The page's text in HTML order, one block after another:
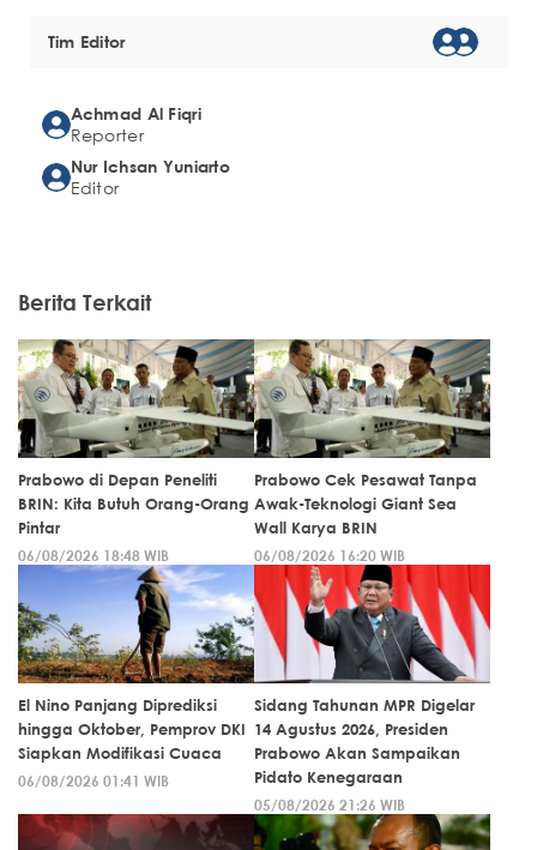
Tim Editor
Achmad Al Fiqri
Reporter
Nur Ichsan Yuniarto
Editor
Berita Terkait
Prabowo di Depan Peneliti
BRIN: Kita Butuh Orang-Orang
Pintar
06/08/2026 18:48 WIB
Prabowo Cek Pesawat Tanpa
Awak-Teknologi Giant Sea
Wall Karya BRIN
06/08/2026 16:20 WIB
El Nino Panjang Diprediksi
hingga Oktober, Pemprov DKI
Siapkan Modifikasi Cuaca
06/08/2026 01:41 WIB
Sidang Tahunan MPR Digelar
14 Agustus 2026, Presiden
Prabowo Akan Sampaikan
Pidato Kenegaraan
05/08/2026 21:26 WIB